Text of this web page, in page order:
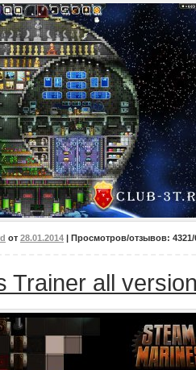
от 28.01.2014 | Просмотров/отзывов: 4321/
Trainer all